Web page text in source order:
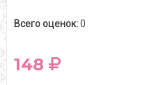
Всего оценок:0
148